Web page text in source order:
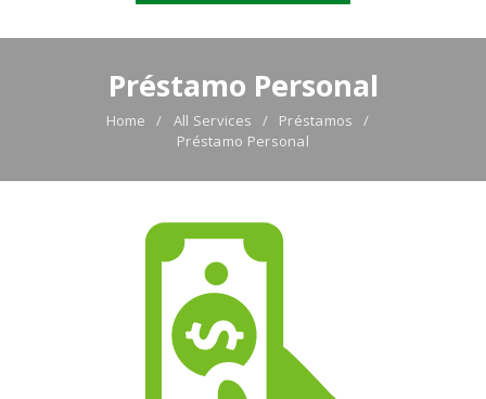
Préstamo Personal
Home All Services
Préstamos
Préstamo Personal